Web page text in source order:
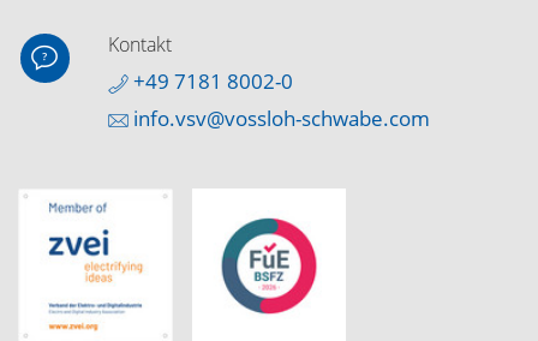
Kontakt
+49 7181 8002-0
info.vsv@vossloh-schwabe.com